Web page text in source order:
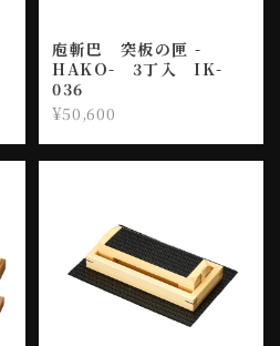
庖斬巴 突板の匣 -
HAKO- 3丁入 IK-
036
¥50,600